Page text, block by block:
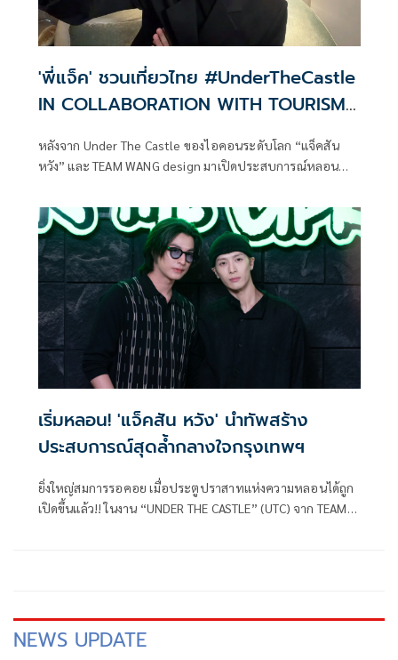
'พี่แจ็ค' ชวนเที่ยวไทย #UnderTheCastle
IN COLLABORATION WITH TOURISM
หลังจาก Under The Castle ของไอคอนระดับโลก “แจ็คสัน
หวัง” และ TEAM WANG design มาเปิดประสบการณ์หลอน
เริ่มหลอน! 'แจ็คสัน หวัง' นำทัพสร้าง
ประสบการณ์สุดล้ำกลางใจกรุงเทพฯ
ยิ่งใหญ่สมการรอคอย เมื่อประตูปราสาทแห่งความหลอนได้ถูก
เปิดขึ้นแล้ว!! ในงาน “UNDER THE CASTLE” (UTC) จาก TEAM
NEWS UPDATE